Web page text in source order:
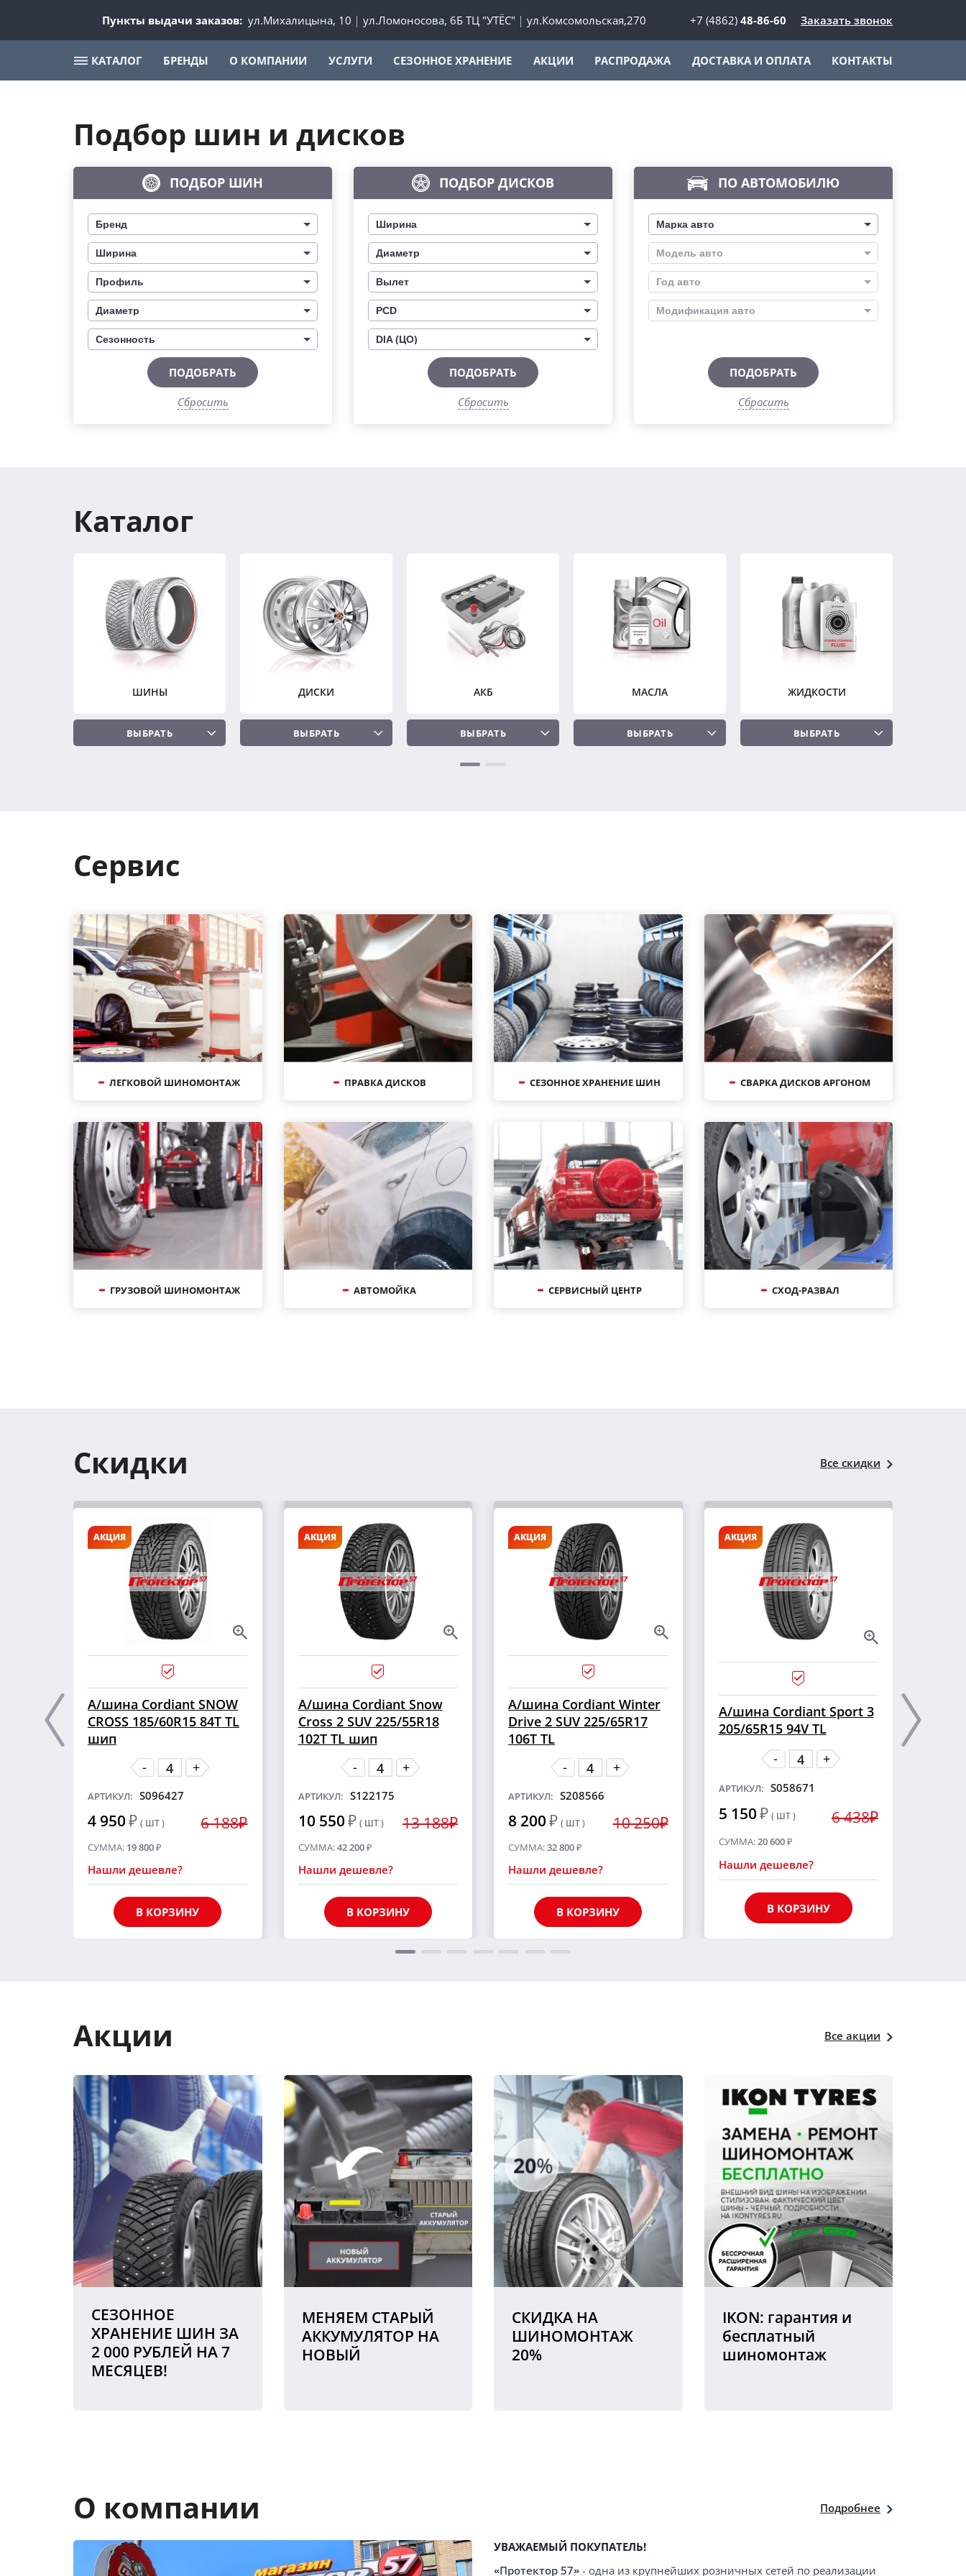
Пункты выдачи заказов: ул.Михалицына, 10 ул.Ломоносова, 6Б ТЦ "УТЁС" ул.Комсомольская,270 +7 (4862) 48-86-60 Заказать звонок
КАТАЛОГ БРЕНДЫ О КОМПАНИИ УСЛУГИ СЕЗОННОЕ ХРАНЕНИЕ АКЦИИ РАСПРОДАЖА ДОСТАВКА И ОПЛАТА КОНТАКТЫ
Подбор шин и дисков
ПОДБОР ШИН
Бренд
Ширина
Профиль
Диаметр
Сезонность
ПОДОБРАТЬ
Сбросить
ПОДБОР ДИСКОВ
Ширина
Диаметр
Вылет
PCD
DIA (ЦО)
ПОДОБРАТЬ
Сбросить
ПО АВТОМОБИЛЮ
Марка авто
Модель авто
Год авто
Модификация авто
ПОДОБРАТЬ
Сбросить
Каталог
ШИНЫ
ВЫБРАТЬ
ДИСКИ
ВЫБРАТЬ
АКБ
ВЫБРАТЬ
МАСЛА
ВЫБРАТЬ
ЖИДКОСТИ
ВЫБРАТЬ
Сервис
ЛЕГКОВОЙ ШИНОМОНТАЖ ПРАВКА ДИСКОВ СЕЗОННОЕ ХРАНЕНИЕ ШИН СВАРКА ДИСКОВ АРГОНОМ
ГРУЗОВОЙ ШИНОМОНТАЖ АВТОМОЙКА СЕРВИСНЫЙ ЦЕНТР СХОД-РАЗВАЛ
Скидки Все скидки
АКЦИЯ
А/шина Cordiant SNOW
CROSS 185/60R15 84T TL
шип
-
+
АРТИКУЛ: S096427
4 950₽ ( ШТ ) 6 188₽
СУММА: 19 800₽
Нашли дешевле?
В КОРЗИНУ
АКЦИЯ
А/шина Cordiant Snow
Cross 2 SUV 225/55R18
102T TL шип
-
+
АРТИКУЛ: S122175
10 550₽ ( ШТ ) 13 188₽
СУММА:42 200₽
Нашли дешевле?
В КОРЗИНУ
АКЦИЯ
А/шина Cordiant Winter
Drive 2 SUV 225/65R17
106T TL
-
+
АРТИКУЛ: S208566
8 200₽ ( ШТ ) 10 250₽
СУММА:32 800₽
Нашли дешевле?
В КОРЗИНУ
АКЦИЯ
А/шина Cordiant Sport 3
205/65R15 94V TL
-
+
АРТИКУЛ: S058671
5 150₽ ( ШТ ) 6 438₽
СУММА: 20 600₽
Нашли дешевле?
В КОРЗИНУ
Акции Все акции
СЕЗОННОЕ
ХРАНЕНИЕ ШИН ЗА
2 000 РУБЛЕЙ НА 7
МЕСЯЦЕВ!
МЕНЯЕМ СТАРЫЙ
АККУМУЛЯТОР НА
НОВЫЙ
СКИДКА НА
ШИНОМОНТАЖ
20%
IKON: гарантия и
бесплатный
шиномонтаж
О компании Подробнее
УВАЖАЕМЫЙ ПОКУПАТЕЛЬ!
«Протектор 57» - одна из крупнейших розничных сетей по реализации